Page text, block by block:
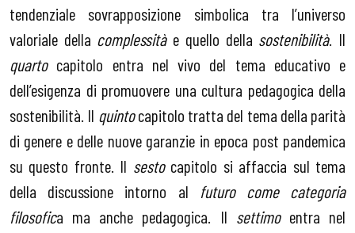
tendenziale sovrapposizione simbolica tra l’universo
valoriale della complessità e quello della sostenibilità. Il
quartocapitolo entra nel vivo del tema educativo e
dell’esigenza di promuovere una cultura pedagogica della
sostenibilità. Il quintocapitolo tratta del tema della parità
di genere e delle nuove garanzie in epoca post pandemica
su questo fronte. Il sestocapitolo si affaccia sul tema
della discussione intorno al futuro come categoria
filosofica ma anche pedagogica. Il settimoentra nel